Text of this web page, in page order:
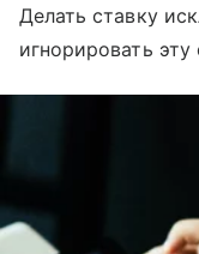
Делать ставку
игнорировать